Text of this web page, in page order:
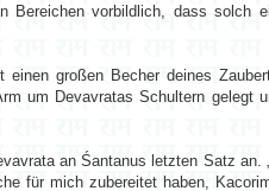
vorbildlich, dass solch
einen großen Becher deines
um Devavratas Schultern gelegt
an Śantanus letzten Satz an.
für mich zubereitet haben,